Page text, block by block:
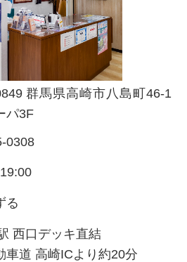
群馬県高崎市八島町46-1
パ3F
0308
る
西口デッキ直結
車道 高崎ICより約20分